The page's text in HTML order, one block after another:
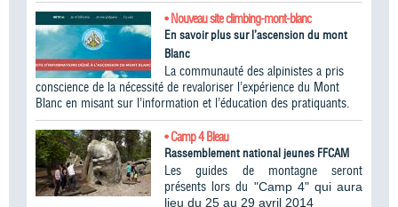
• Nouveau site climbing-mont-blanc
En savoir plus sur l’ascension du mont
Blanc
La communauté des alpinistes a pris
conscience de la nécessité de revaloriser l’expérience du Mont
Blanc en misant sur l’information et l’éducation des pratiquants.
• Camp 4 Bleau
Rassemblement national jeunes FFCAM
Les guides de montagne seront
présents lors du "Camp 4" qui aura
lieu du 25 au 29 avril 2014